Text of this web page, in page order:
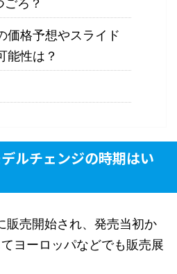
ろ？
価格予想やスライド
能性は？
ルチェンジの時期はい
販売開始され、発売当初か
ヨーロッパなどでも販売展